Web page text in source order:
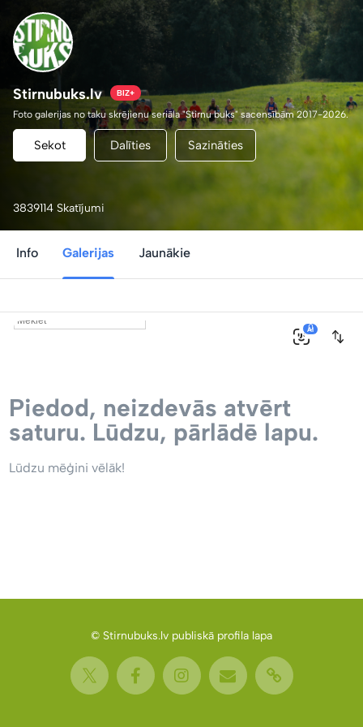
Stirnubuks.lv BIZ+
Foto galerijas no taku skrējienu seriāla "Stirnu buks" sacensībām 2017-2026.
Sekot Dalīties Sazināties
3839114 Skatījumi
Info Galerijas Jaunākie
0
AI
Piedod, neizdevās atvērt
saturu. Lūdzu, pārlādē lapu.
Lūdzu mēģini vēlāk!
© Stirnubuks.lv publiskā profila lapa